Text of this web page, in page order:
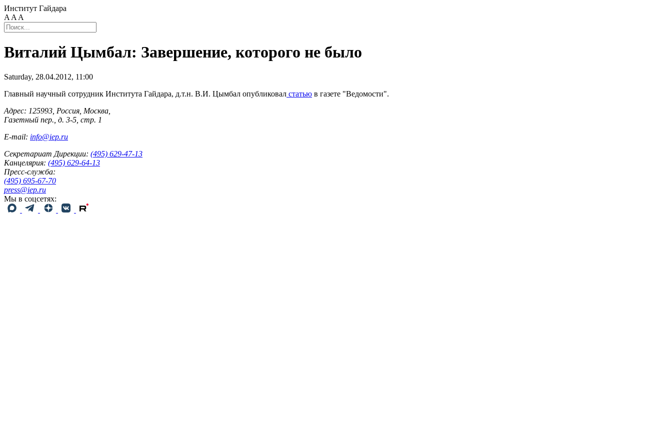
Институт Гайдара
A A A
Виталий Цымбал: Завершение, которого не было
Saturday, 28.04.2012, 11:00
Главный научный сотрудник Института Гайдара, д.т.н. В.И. Цымбал опубликовал статью в газете "Ведомости".
Адрес: 125993, Россия, Москва,
Газетный пер., д. 3-5, стр. 1
E-mail: info@iep.ru
Секретариат Дирекции: (495) 629-47-13
Канцелярия: (495) 629-64-13
Пресс-служба:
(495) 695-67-70
press@iep.ru
Мы в соцсетях: